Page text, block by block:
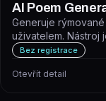
AI Poem
Generuje
uživatelem. Nástroj
Bez registrace
Otevřít detail